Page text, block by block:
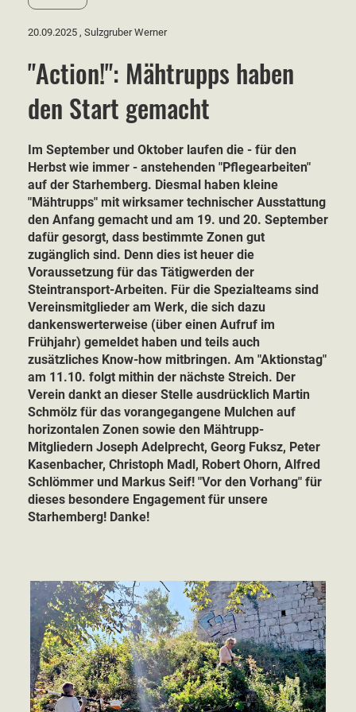
20.09.2025 , Sulzgruber Werner
"Action!": Mähtrupps haben
den Start gemacht
Im September und Oktober laufen die - für den
Herbst wie immer - anstehenden "Pflegearbeiten"
auf der Starhemberg. Diesmal haben kleine
"Mähtrupps" mit wirksamer technischer Ausstattung
den Anfang gemacht und am 19. und 20. September
dafür gesorgt, dass bestimmte Zonen gut
zugänglich sind. Denn dies ist heuer die
Voraussetzung für das Tätigwerden der
Steintransport-Arbeiten. Für die Spezialteams sind
Vereinsmitglieder am Werk, die sich dazu
dankenswerterweise (über einen Aufruf im
Frühjahr) gemeldet haben und teils auch
zusätzliches Know-how mitbringen. Am "Aktionstag"
am 11.10. folgt mithin der nächste Streich. Der
Verein dankt an dieser Stelle ausdrücklich Martin
Schmölz für das vorangegangene Mulchen auf
horizontalen Zonen sowie den Mähtrupp-
Mitgliedern Joseph Adelprecht, Georg Fuksz, Peter
Kasenbacher, Christoph Madl, Robert Ohorn, Alfred
Schlömmer und Markus Seif! "Vor den Vorhang" für
dieses besondere Engagement für unsere
Starhemberg! Danke!